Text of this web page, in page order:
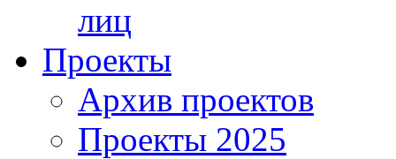
лиц
Проекты
Архив проектов
Проекты 2025